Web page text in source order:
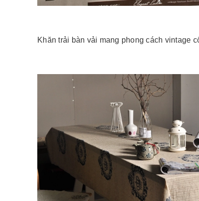
Khăn trải bàn vải mang phong cách vintage